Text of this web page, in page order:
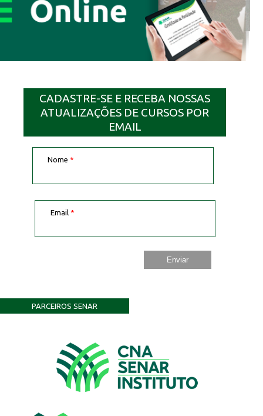
CADASTRE-SE E RECEBA NOSSAS
ATUALIZAÇÕES DE CURSOS POR
EMAIL
Nome *
Email *
PARCEIROS SENAR